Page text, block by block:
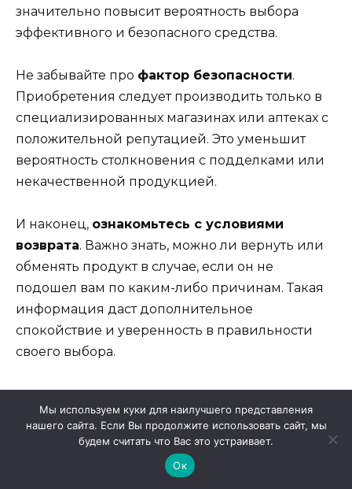
значительно повысит вероятность выбора
эффективного и безопасного средства.
Не забывайте про фактор безопасности.
Приобретения следует производить только в
специализированных магазинах или аптеках с
положительной репутацией. Это уменьшит
вероятность столкновения с подделками или
некачественной продукцией.
И наконец, ознакомьтесь с условиями
возврата. Важно знать, можно ли вернуть или
обменять продукт в случае, если он не
подошел вам по каким-либо причинам. Такая
информация даст дополнительное
спокойствие и уверенность в правильности
своего выбора.
Польза консультации с врачом
Перед тем как принимать средства для
улучшения эрекции, настоятельно
Мы используем куки для наилучшего представления
нашего сайта. Если Вы продолжите использовать сайт, мы
будем считать что Вас это устраивает.
Ок